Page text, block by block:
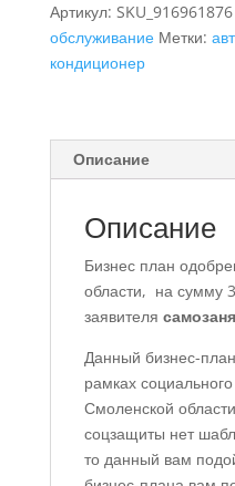
«Заправка/
установка/
обслуживание/
кондиционеров
(сплит-
заправка
автокондиционеров
самозанятый»
финансовой
Артикул: SKU_916961876
обслуживание Метки:
кондиционер
Описание
Описание
Бизнес план
области, на сумму
заявителя
Данный бизнес-
рамках социального
Смоленской
соцзащиты нет
то данный вам